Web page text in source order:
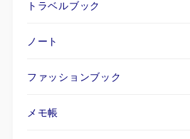
トラベルブック
ノート
ファッションブック
メモ帳